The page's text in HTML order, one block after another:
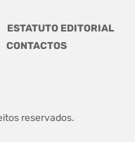
ESTATUTO EDITORIAL
CONTACTOS
reservados.